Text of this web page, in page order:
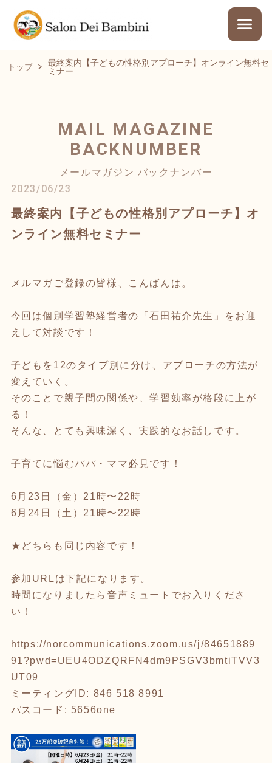
トップ
最終案内【子どもの性格別アプローチ】オンライン無料セ
ミナー
MAIL MAGAZINE
BACKNUMBER
メールマガジン バックナンバー
2023/06/23
最終案内【子どもの性格別アプローチ】オ
ンライン無料セミナー
メルマガご登録の皆様、こんばんは。
今回は個別学習塾経営者の「石田祐介先生」をお迎
えして対談です！
子どもを12のタイプ別に分け、アプローチの方法が
変えていく。
そのことで親子間の関係や、学習効率が格段に上が
る！
そんな、とても興味深く、実践的なお話しです。
子育てに悩むパパ・ママ必見です！
6月23日（金）21時〜22時
6月24日（土）21時〜22時
★どちらも同じ内容です！
参加URLは下記になります。
時間になりましたら音声ミュートでお入りくださ
い！
https://norcommunications.zoom.us/j/84651889
91?pwd=UEU4ODZQRFN4dm9PSGV3bmtiTVV3
UT09
ミーティングID: 846 518 8991
パスコード: 5656one